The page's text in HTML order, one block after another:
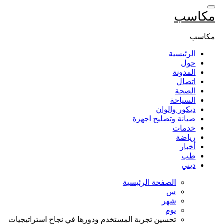
مكاسب
مكاسب
الرئيسية
حول
المدونة
اتصال
الصحة
السياحة
ديكور والوان
صيانة وتصليح اجهزة
خدمات
رياضة
أخبار
طب
ديني
الصفحة الرئيسية
س
شهر
يوم
تحسين تجربة المستخدم ودورها في نجاح استراتيجيات